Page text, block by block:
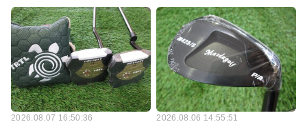
2026.08.07 16:50:36
2026.08.06 14:55:51